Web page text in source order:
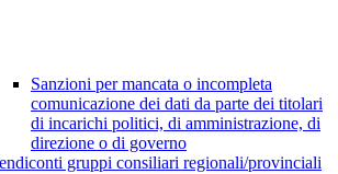
Sanzioni per mancata o incompleta
comunicazione dei dati da parte dei titolari
di incarichi politici, di amministrazione, di
direzione o di governo
gruppi consiliari regionali/provinciali